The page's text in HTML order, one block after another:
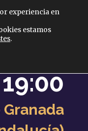
MENÚ
Español
experiencia en
estamos
.